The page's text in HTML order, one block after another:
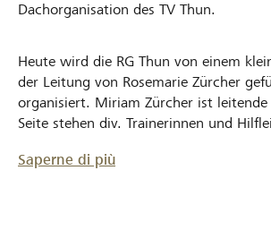
Dachorganisation des TV Thun.
Heute wird die RG Thun von einem
der Leitung von Rosemarie Zürcher
organisiert. Miriam Zürcher ist
Seite stehen div. Trainerinnen und
Saperne di più